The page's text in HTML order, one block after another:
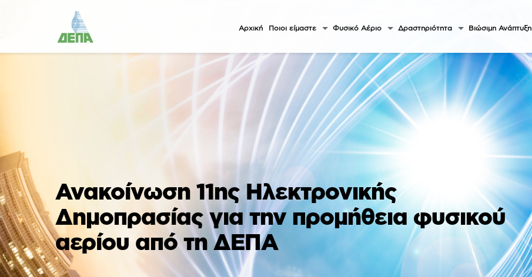
Αρχική Ποιοι είμαστε Φυσικό Αέριο Δραστηριότητα Βιώσιμη Ανάπτυξη
Ανακοίνωση 11ης Ηλεκτρονικής
Δημοπρασίας για την προμήθεια φυσικού
αερίου από τη ΔΕΠΑ